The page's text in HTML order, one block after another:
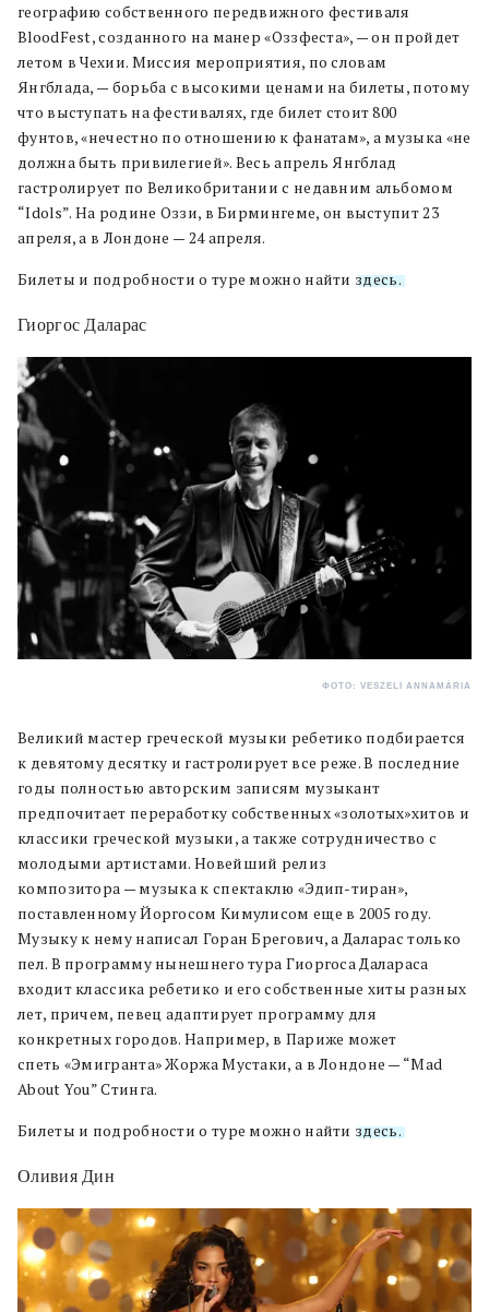
географию собственного передвижного фестиваля
BloodFest, созданного на манер «Оззфеста», — он пройдет
летом в Чехии. Миссия мероприятия, по словам
Янгблада, — борьба с высокими ценами на билеты, потому
что выступать на фестивалях, где билет стоит 800
фунтов, «нечестно по отношению к фанатам», а музыка «не
должна быть привилегией». Весь апрель Янгблад
гастролирует по Великобритании с недавним альбомом
“Idols”. На родине Оззи, в Бирмингеме, он выступит 23
апреля, а в Лондоне — 24 апреля.
Билеты и подробности о туре можно найти здесь.
Гиоргос Даларас
ФОТО: VESZELI ANNAMÁRIA
Великий мастер греческой музыки ребетико подбирается
к девятому десятку и гастролирует все реже. В последние
годы полностью авторским записям музыкант
предпочитает переработку собственных «золотых»хитов и
классики греческой музыки, а также сотрудничество с
молодыми артистами. Новейший релиз
композитора — музыка к спектаклю «Эдип-тиран»,
поставленному Йоргосом Кимулисом еще в 2005 году.
Музыку к нему написал Горан Брегович, а Даларас только
пел. В программу нынешнего тура Гиоргоса Далараса
входит классика ребетико и его собственные хиты разных
лет, причем, певец адаптирует программу для
конкретных городов. Например, в Париже может
спеть «Эмигранта» Жоржа Мустаки, а в Лондоне — “Mad
About You” Стинга.
Билеты и подробности о туре можно найти здесь.
Оливия Дин